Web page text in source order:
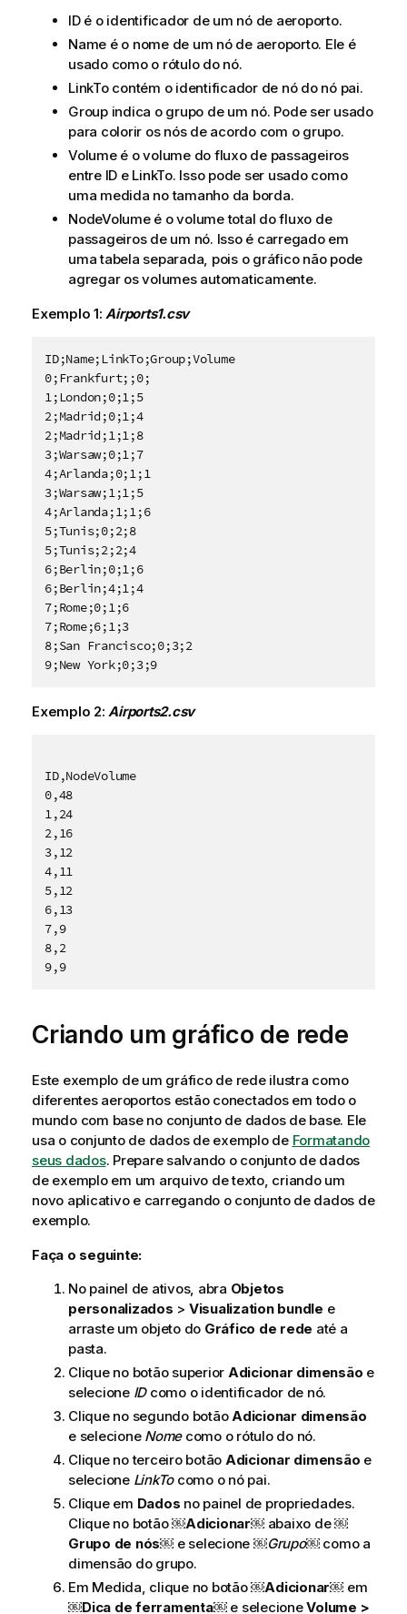
IDé o identificador de um nó de aeroporto.
Name é o nome de um nó de aeroporto. Ele é
usado como o rótulo do nó.
LinkTocontém o identificador de nó do nó pai.
Groupindica o grupo de um nó. Pode ser usado
para colorir os nós de acordo com o grupo.
Volumeé o volume do fluxo de passageiros
entre ID e LinkTo. Isso pode ser usado como
uma medida no tamanho da borda.
NodeVolumeé o volume total do fluxo de
passageiros de um nó. Isso é carregado em
uma tabela separada, pois o gráfico não pode
agregar os volumes automaticamente.
Exemplo 1:Airports1.csv
ID;Name;LinkTo;Group;Volume
0;Frankfurt;;0;
1;London;0;1;5
2;Madrid;0;1;4
2;Madrid;1;1;8
3;Warsaw;0;1;7
4;Arlanda;0;1;1
3;Warsaw;1;1;5
4;Arlanda;1;1;6
5;Tunis;0;2;8
5;Tunis;2;2;4
6;Berlin;0;1;6
6;Berlin;4;1;4
7;Rome;0;1;6
7;Rome;6;1;3
8;San Francisco;0;3;2
9;New York;0;3;9
Exemplo 2:Airports2.csv
ID,NodeVolume
0,48
1,24
2,16
3,12
4,11
5,12
6,13
7,9
8,2
9,9
Criando um gráfico de rede
Este exemplo de um gráfico de rede ilustra como
diferentes aeroportos estão conectados em todo o
mundo com base no conjunto de dados de base. Ele
usa o conjunto de dados de exemplo de Formatando
seus dados. Prepare salvando o conjunto de dados
de exemplo em um arquivo de texto, criando um
novo aplicativo e carregando o conjunto de dados de
exemplo.
Faça o seguinte:
No painel de ativos, abra Objetos
personalizados > Visualization bundle e
arraste um objeto do Gráfico de rede até a
pasta.
Clique no botão superior Adicionar dimensão e
selecione IDcomo o identificador de nó.
Clique no segundo botãoAdicionar dimensão
e selecione Nomecomo o rótulo do nó.
Clique no terceiro botão Adicionar dimensão e
selecione LinkTocomo o nó pai.
Clique em Dados no painel de propriedades.
Clique no botão ￼Adicionar￼ abaixo de ￼
Grupo de nós￼ e selecione ￼Grupo￼ como a
dimensão do grupo.
Em Medida, clique no botão ￼Adicionar￼ em
￼Dica de ferramenta￼ e selecioneVolume >